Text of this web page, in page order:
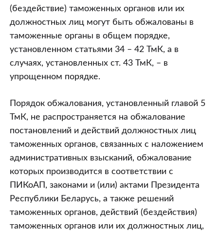
(бездействие) таможенных органов или их
должностных лиц могут быть обжалованы в
таможенные органы в общем порядке,
установленном статьями 34 – 42 ТмК, а в
случаях, установленных ст. 43 ТмК, – в
упрощенном порядке.
Порядок обжалования, установленный главой 5
ТмК, не распространяется на обжалование
постановлений и действий должностных лиц
таможенных органов, связанных с наложением
административных взысканий, обжалование
которых производится в соответствии с
ПИКоАП, законами и (или) актами Президента
Республики Беларусь, а также решений
таможенных органов, действий (бездействия)
таможенных органов или их должностных лиц,